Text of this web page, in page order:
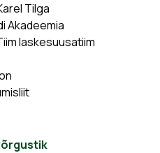
Tilga
Akadeemia
laskesuusatiim